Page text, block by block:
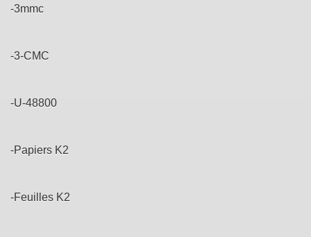
-3mmc
-3-CMC
-U-48800
-Papiers K2
-Feuilles K2